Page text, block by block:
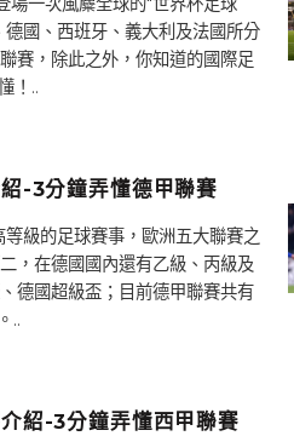
國、西班牙、義大利及法國所分
賽，除此之外，你知道的國際足
！..
-3分鐘弄懂德甲聯賽
級的足球賽事，歐洲五大聯賽之
，在德國國內還有乙級、丙級及
德國超級盃；目前德甲聯賽共有
..
紹-3分鐘弄懂西甲聯賽